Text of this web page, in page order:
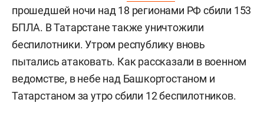
прошедшей ночи над 18 регионами РФ сбили 153
БПЛА. В Татарстане также уничтожили
беспилотники. Утром республику вновь
пытались атаковать. Как рассказали в военном
ведомстве, в небе над Башкортостаном и
Татарстаном за утро сбили 12 беспилотников.